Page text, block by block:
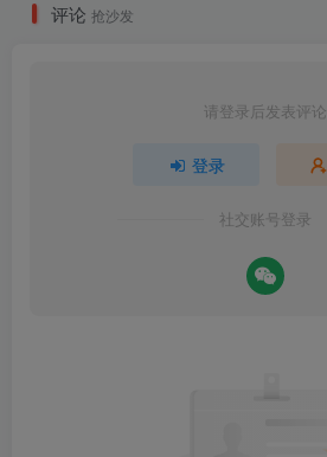
评论 抢沙发
请登录后发表评论
登录
社交账号登录